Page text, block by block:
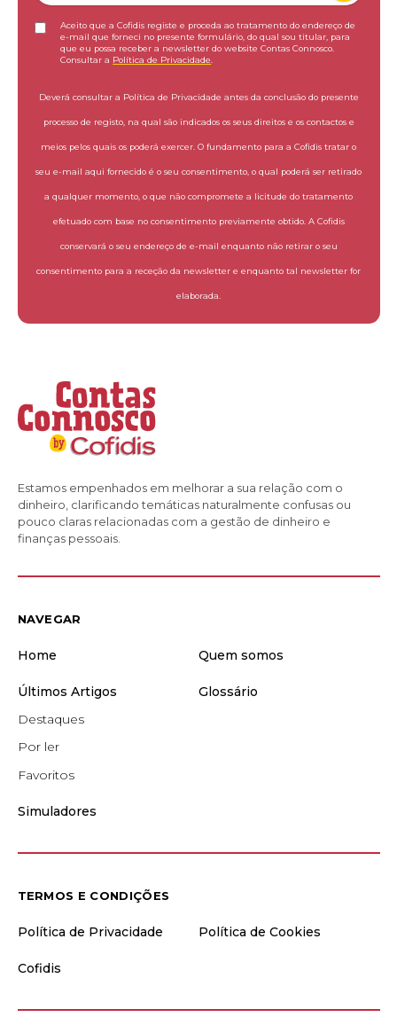
Aceito que a Cofidis registe e proceda ao tratamento do endereço de
e-mail que forneci no presente formulário, do qual sou titular, para
que eu possa receber a newsletter do website Contas Connosco.
Consultar a Política de Privacidade
Deverá consultar a Política de Privacidade antes da conclusão do presente
processo de registo, na qual são indicados os seus direitos e os contactos e
meios pelos quais os poderá exercer. O fundamento para a Cofidis tratar o
seu e-mail aqui fornecido é o seu consentimento, o qual poderá ser retirado
a qualquer momento, o que não compromete a licitude do tratamento
efetuado com base no consentimento previamente obtido. A Cofidis
conservará o seu endereço de e-mail enquanto não retirar o seu
consentimento para a receção da newsletter e enquanto tal newsletter for
elaborada.
Estamos empenhados em melhorar a sua relação com o
dinheiro, clarificando temáticas naturalmente confusas ou
pouco claras relacionadas com a gestão de dinheiro e
finanças pessoais.
NAVEGAR
Home Quem somos
Últimos Artigos
Destaques
Por ler
Favoritos
Glossário
Simuladores
TERMOS E CONDIÇÕES
Política de Privacidade Política de Cookies
Cofidis